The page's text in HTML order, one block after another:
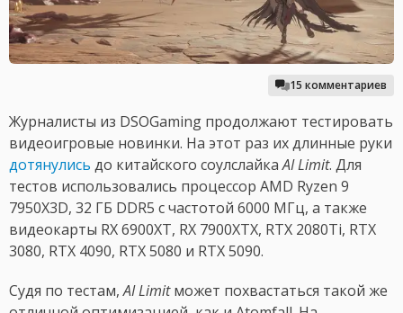
15 комментариев
Журналисты из DSOGaming продолжают тестировать
видеоигровые новинки. На этот раз их длинные руки
дотянулись до китайского соулслайкаAI Limit. Для
тестов использовались процессор AMD Ryzen 9
7950X3D, 32 ГБ DDR5 с частотой 6000 МГц, а также
видеокарты RX 6900XT, RX 7900XTX, RTX 2080Ti, RTX
3080, RTX 4090, RTX 5080 и RTX 5090.
Судя по тестам,AI Limitможет похвастаться такой же